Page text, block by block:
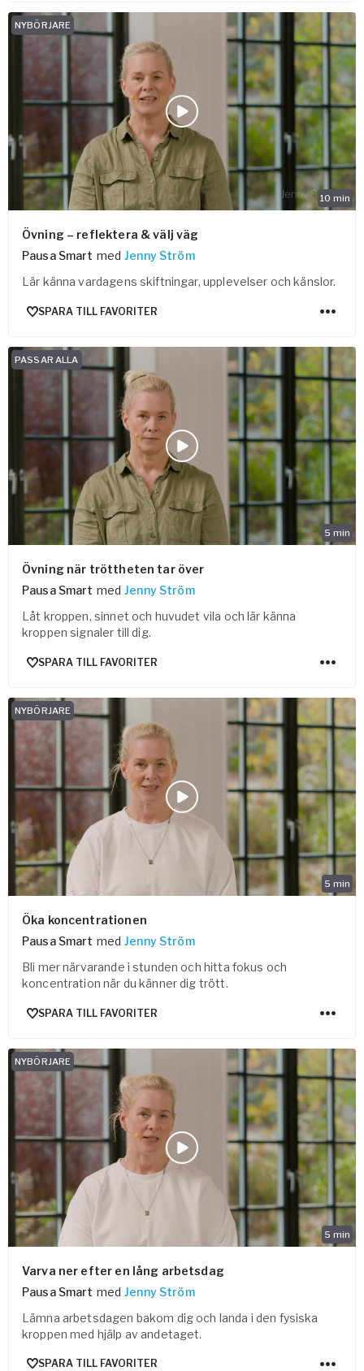
10 min
NYBÖRJARE
Övning – reflektera & välj väg
Pausa Smart med Jenny Ström
Lär känna vardagens skiftningar, upplevelser och känslor.
SPARA TILL FAVORITER
5 min
PASSAR ALLA
Övning när tröttheten tar över
Pausa Smart med Jenny Ström
Låt kroppen, sinnet och huvudet vila och lär känna
kroppen signaler till dig.
SPARA TILL FAVORITER
5 min
NYBÖRJARE
Öka koncentrationen
Pausa Smart med Jenny Ström
Bli mer närvarande i stunden och hitta fokus och
koncentration när du känner dig trött.
SPARA TILL FAVORITER
5 min
NYBÖRJARE
Varva ner efter en lång arbetsdag
Pausa Smart med Jenny Ström
Lämna arbetsdagen bakom dig och landa i den fysiska
kroppen med hjälp av andetaget.
SPARA TILL FAVORITER